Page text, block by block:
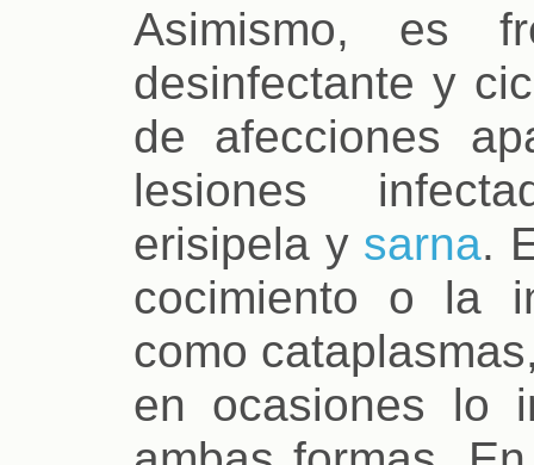
Asimismo, es
desinfectante y
de afecciones
lesiones
erisipela y sarna.
cocimiento o la
como
en ocasiones lo